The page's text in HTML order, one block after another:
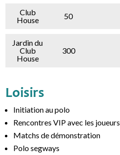
Club
House
50
Jardin du
Club
House
300
Loisirs
Initiation au polo
Rencontres VIP avec les joueurs
Matchs de démonstration
Polo segways